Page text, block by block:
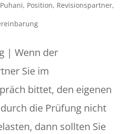
, Position, Revisionspartner,
| Wenn der
Sie im
bittet, den eigenen
die Prüfung nicht
dann sollten Sie